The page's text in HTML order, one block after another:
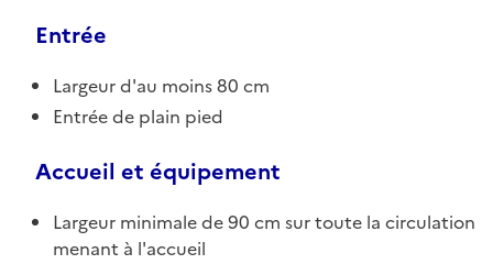
Entrée
Largeur d'au moins 80 cm
Entrée de plain pied
Accueil et équipement
Largeur minimale de 90 cm sur toute la circulation
menant à l'accueil